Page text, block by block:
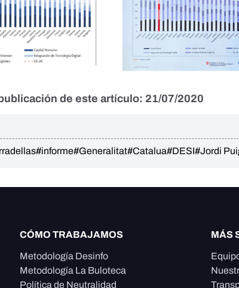
de este artículo: 21/07/2020
#informe#Generalitat#Catalua#DESI#Jordi
CÓMO TRABAJAMOS
Metodología Desinfo
Metodología La Buloteca
Política de Neutralidad
MÁS